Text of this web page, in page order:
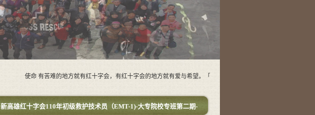
使命 有苦难的地方就有红十字会，有红十字会的地方就有爱与希望。「新高雄红十字会」需要您的支持
新高雄红十字会110年初级救护技术员（EMT-1)-大专院校专班第二期-